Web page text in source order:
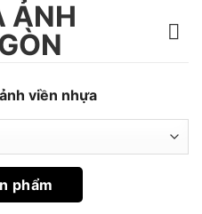
ảnh viền nhựa
phẩm